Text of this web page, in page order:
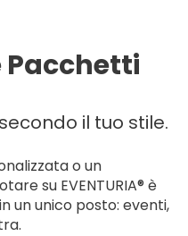
Pacchetti
il tuo stile.
o un
su EVENTURIA® è
un unico posto: eventi,